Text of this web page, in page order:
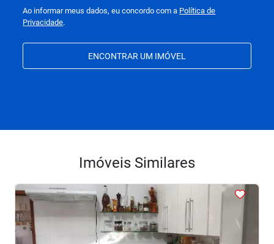
Ao informar meus dados, eu concordo com a Política de
Privacidade.
ENCONTRAR UM IMÓVEL
Imóveis Similares
<<<<